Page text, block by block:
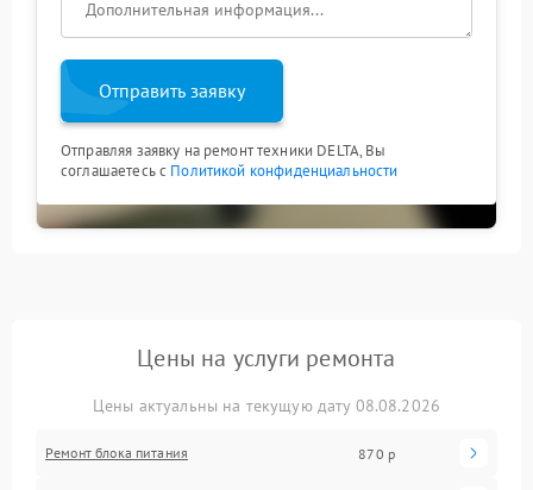
Отправить заявку
Отправляя заявку на ремонт техники DELTA, Вы
соглашаетесь с Политикой конфиденциальности
Цены на услуги ремонта
Цены актуальны на текущую дату 08.08.2026
Ремонт блока питания 870 р